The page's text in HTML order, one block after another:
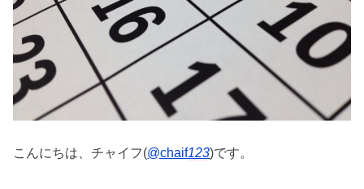
こんにちは、チャイフ(@chaif123)です。